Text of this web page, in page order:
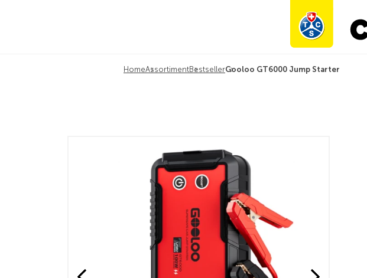
HomeAssortimentBestsellerGooloo GT6000 Jump Starter